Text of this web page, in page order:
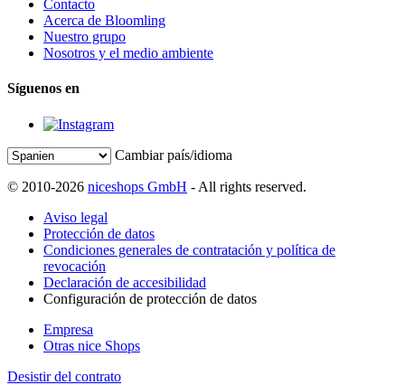
Contacto
Acerca de Bloomling
Nuestro grupo
Nosotros y el medio ambiente
Síguenos en
Cambiar país/idioma
© 2010-2026 niceshops GmbH - All rights reserved.
Aviso legal
Protección de datos
Condiciones generales de contratación y política de
revocación
Declaración de accesibilidad
Configuración de protección de datos
Empresa
Otras nice Shops
Desistir del contrato